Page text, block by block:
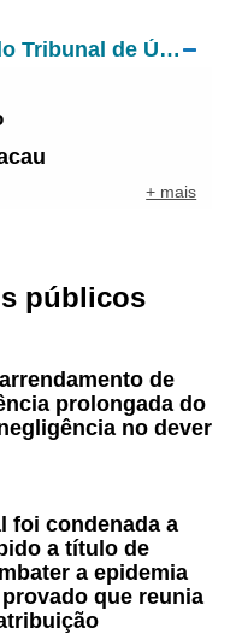
Maio
Gabinete do Presidente do Tribunal de Última Instância
+ mais
públicos
de
prolongada do
no dever
foi condenada a
a título de
a epidemia
que reunia